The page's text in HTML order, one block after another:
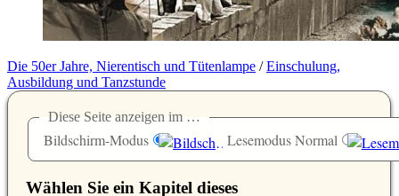
Die 50er Jahre, Nierentisch und Tütenlampe /Einschulung,
Ausbildung und Tanzstunde
Diese Seite anzeigen im …
Bildschirm-Modus Lesemodus Normal
Wählen Sie ein Kapitel dieses